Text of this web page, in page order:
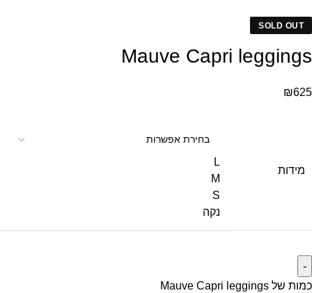
SOLD OUT
Mauve Capri leggings
₪625
מידות
L
M
S
נקה
כמות של Mauve Capri leggings